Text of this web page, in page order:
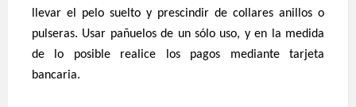
llevar el pelo suelto y prescindir de collares anillos o
pulseras. Usar pañuelos de un sólo uso, y en la medida
de lo posible realice los pagos mediante tarjeta
bancaria.